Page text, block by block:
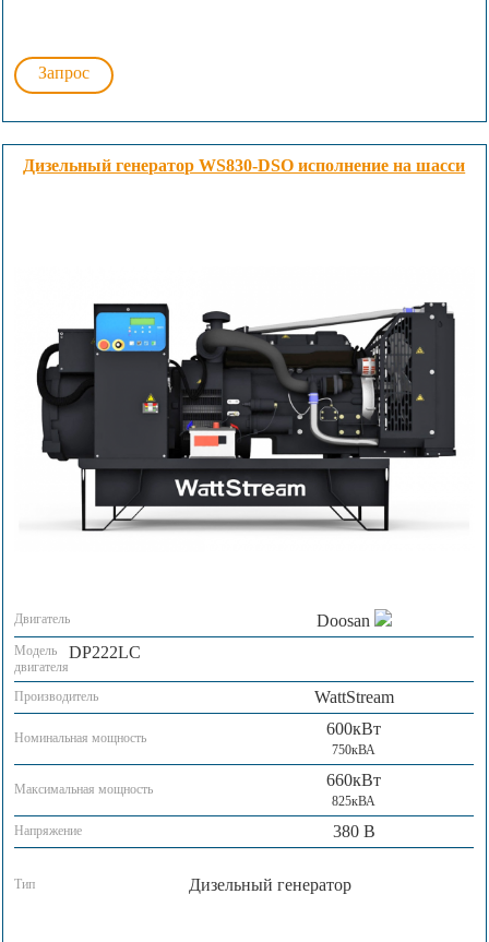
Запрос
Дизельный генератор WS830-DSO исполнение на шасси
Двигатель Doosan
Модель
двигателя
DP222LC
Производитель WattStream
Номинальная мощность 600кВт
750кВА
Максимальная мощность 660кВт
825кВА
Напряжение
380 В
Тип Дизельный генератор